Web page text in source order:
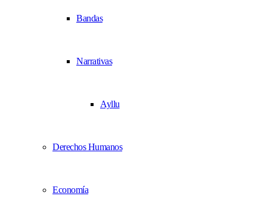
Bandas
Narrativas
Ayllu
Derechos Humanos
Economía